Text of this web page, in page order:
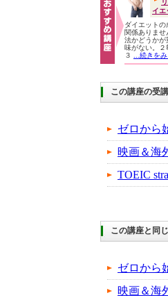
イ
ダイエット
関係ありま
法かどうかが
味がない。２
３
...続きを
この講座の受
ゼロから
映画＆海
TOEIC
この講座と同
ゼロから
映画＆海